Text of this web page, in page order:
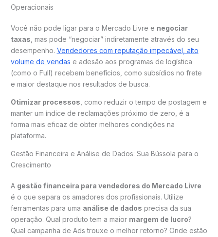
Operacionais
Você não pode ligar para o Mercado Livre e negociar
taxas , mas pode “negociar” indiretamente através do seu
desempenho. Vendedores com reputação impecável, alto
volume de vendas e adesão aos programas de logística
(como o Full) recebem benefícios, como subsídios no frete
e maior destaque nos resultados de busca.
Otimizar processos , como reduzir o tempo de postagem e
manter um índice de reclamações próximo de zero, é a
forma mais eficaz de obter melhores condições na
plataforma.
Gestão Financeira e Análise de Dados: Sua Bússola para o
Crescimento
A gestão financeira para vendedores do Mercado Livre
é o que separa os amadores dos profissionais. Utilize
ferramentas para uma análise de dados precisa da sua
operação. Qual produto tem a maior margem de lucro?
Qual campanha de Ads trouxe o melhor retorno? Onde estão